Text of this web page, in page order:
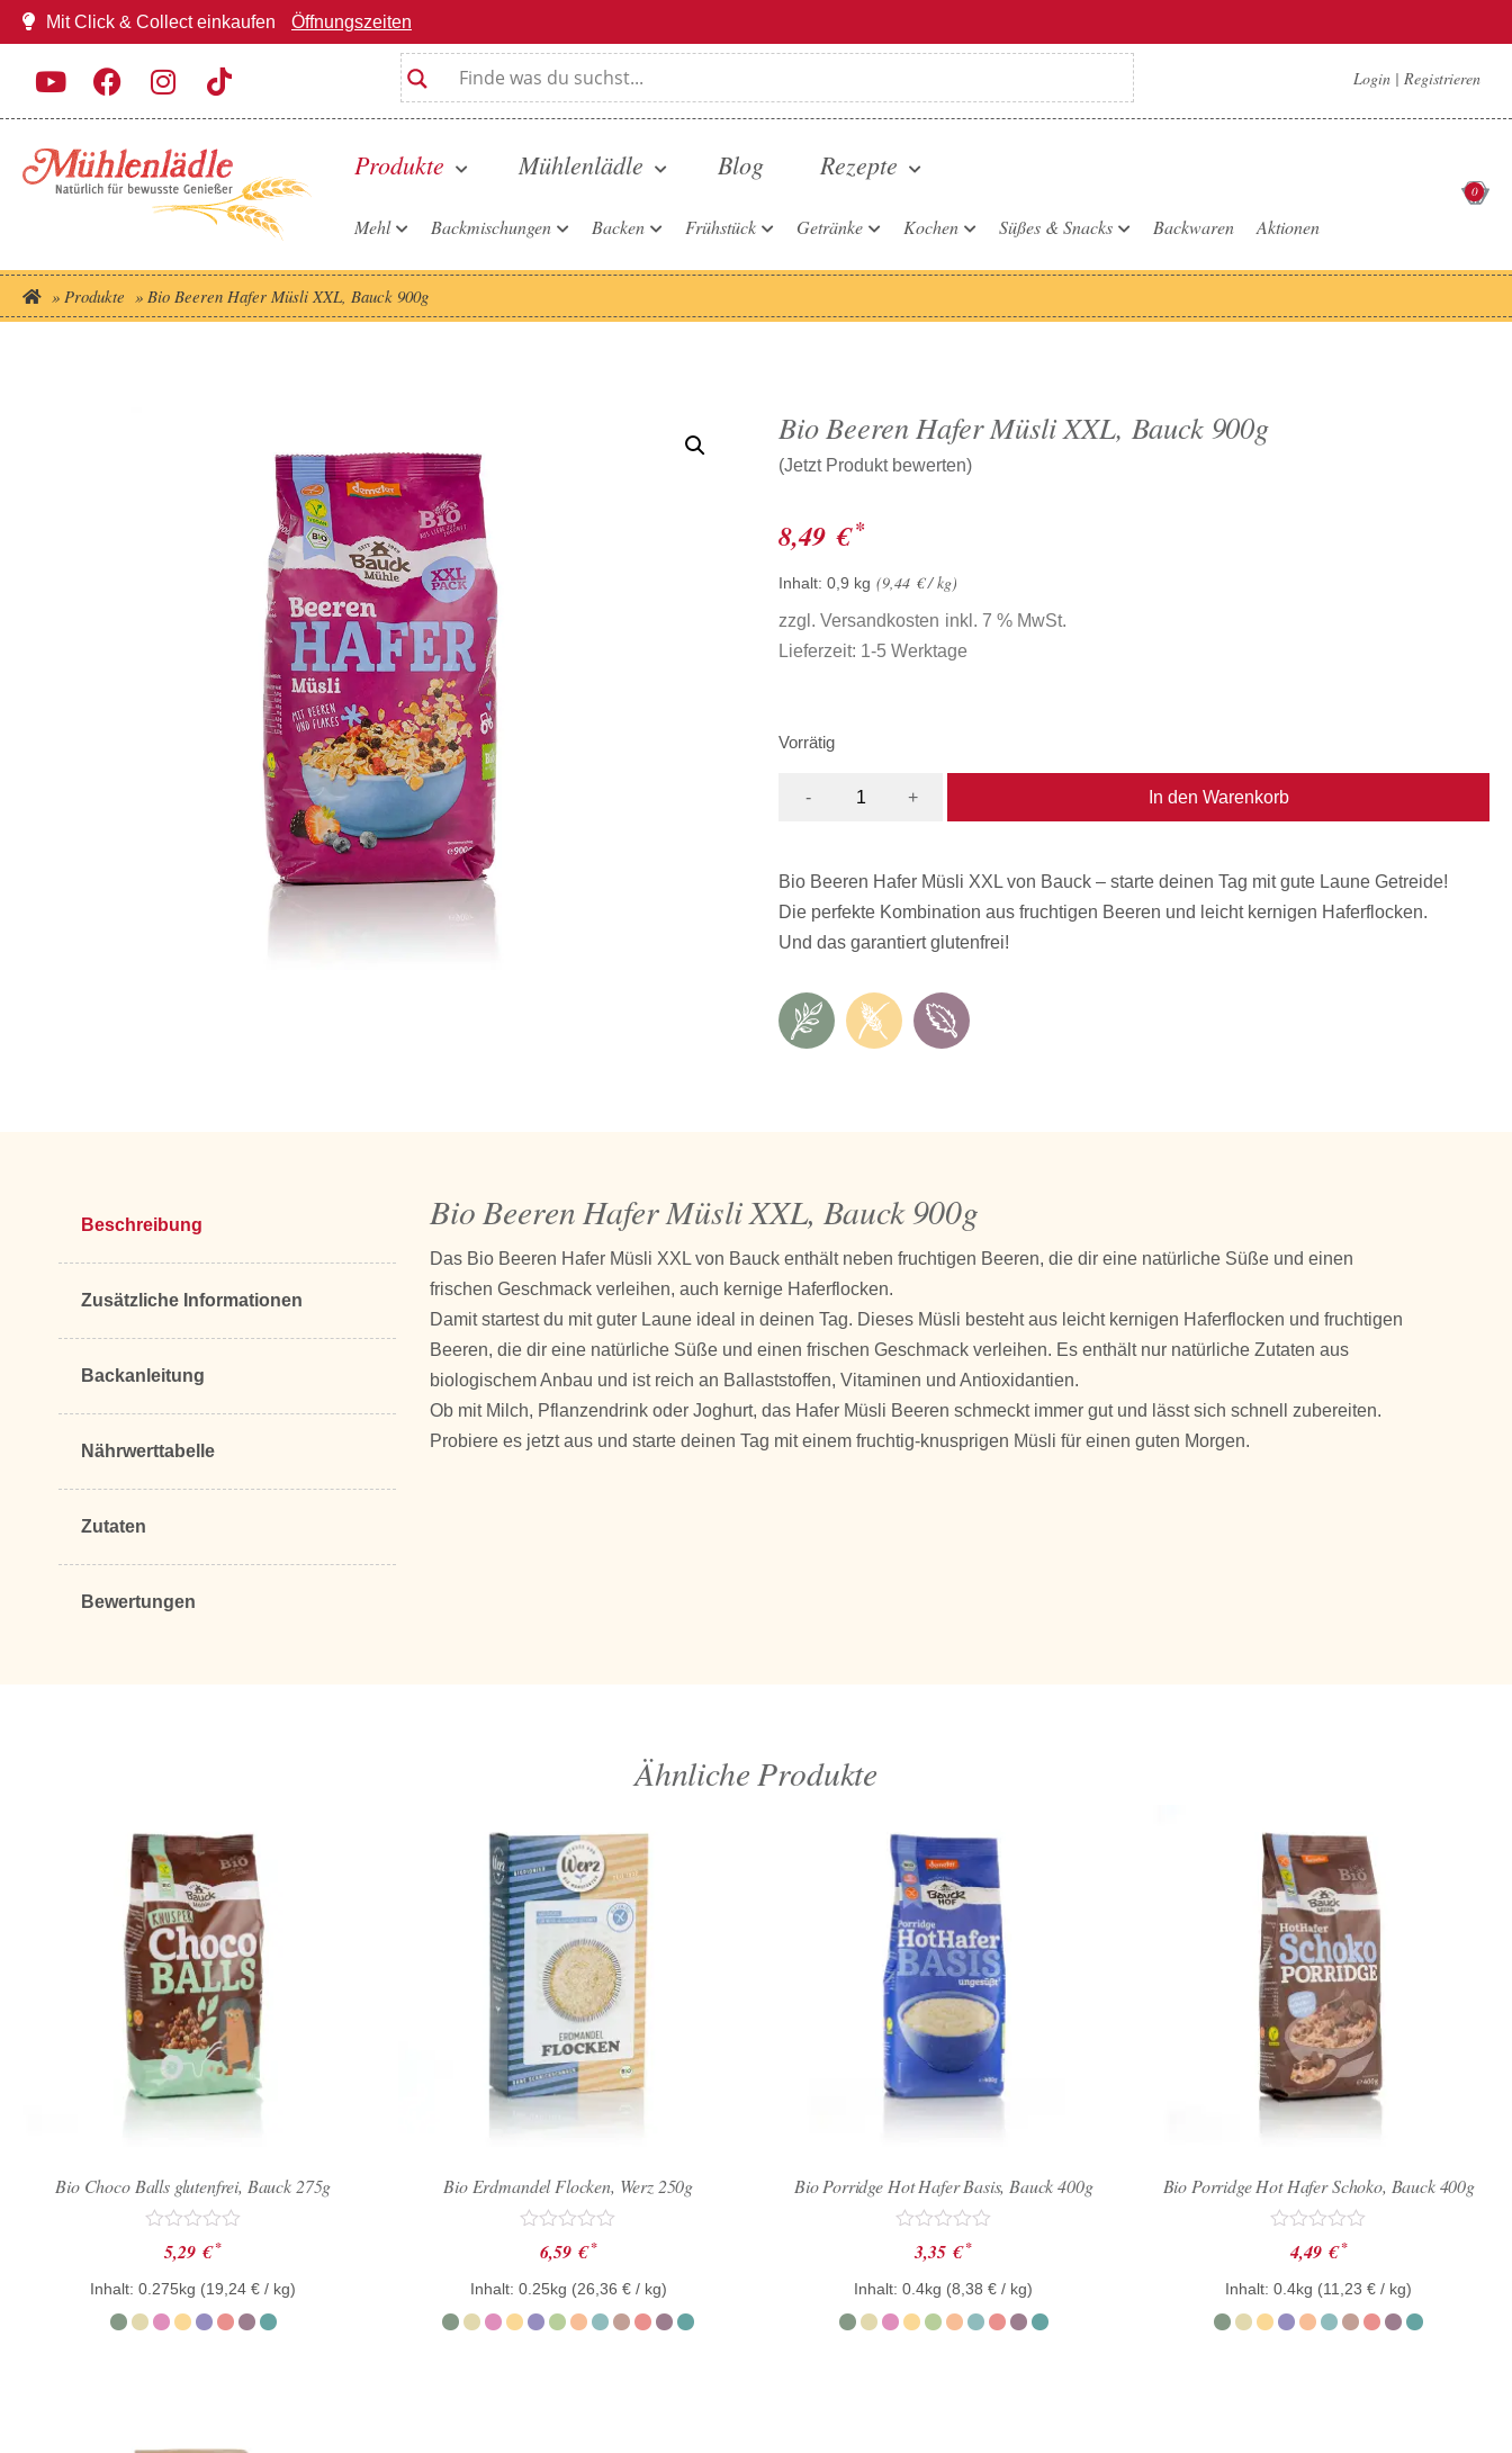
Mit Click & Collect einkaufen Öffnungszeiten
Login | Registrieren
Produkte
Mehl Backmischungen Backen Frühstück Getränke Kochen Süßes & Snacks Backwaren Aktionen
Mühlenlädle Blog Rezepte
0
» Produkte » Bio Beeren Hafer Müsli XXL, Bauck 900g
Bio Beeren Hafer Müsli XXL, Bauck 900g
(Jetzt Produkt bewerten)
8,49 € *
Inhalt: 0,9 kg 9,44 €/kg
zzgl. Versandkosten inkl. 7 % MwSt.
Lieferzeit: 1-5 Werktage
Vorrätig
- + In den Warenkorb
Bio Beeren Hafer Müsli XXL von Bauck – starte deinen Tag mit gute Laune Getreide!
Die perfekte Kombination aus fruchtigen Beeren und leicht kernigen Haferflocken.
Und das garantiert glutenfrei!
Beschreibung
Zusätzliche Informationen
Backanleitung
Nährwerttabelle
Zutaten
Bewertungen
Bio Beeren Hafer Müsli XXL, Bauck 900g
Das Bio Beeren Hafer Müsli XXL von Bauck enthält neben fruchtigen Beeren, die dir eine natürliche Süße und einen
frischen Geschmack verleihen, auch kernige Haferflocken.
Damit startest du mit guter Laune ideal in deinen Tag. Dieses Müsli besteht aus leicht kernigen Haferflocken und fruchtigen
Beeren, die dir eine natürliche Süße und einen frischen Geschmack verleihen. Es enthält nur natürliche Zutaten aus
biologischem Anbau und ist reich an Ballaststoffen, Vitaminen und Antioxidantien.
Ob mit Milch, Pflanzendrink oder Joghurt, das Hafer Müsli Beeren schmeckt immer gut und lässt sich schnell zubereiten.
Probiere es jetzt aus und starte deinen Tag mit einem fruchtig-knusprigen Müsli für einen guten Morgen.
Ähnliche Produkte
Bio Choco Balls glutenfrei, Bauck 275g
Bewertet
mit
0
von
5
5,29 € *
Inhalt: 0.275kg (19,24€ / kg)
Bio Erdmandel Flocken, Werz 250g
Bewertet
mit
0
von
5
6,59 € *
Inhalt: 0.25kg (26,36 €/ kg)
Bio Porridge Hot Hafer Basis, Bauck 400g
Bewertet
mit
von
5
3,35 € *
Inhalt: 0.4kg (8,38€ / kg)
Bio Porridge Hot Hafer Schoko, Bauck 400g
Bewertet
mit
0
von
5
4,49 € *
Inhalt: 0.4kg (11,23€ / kg)